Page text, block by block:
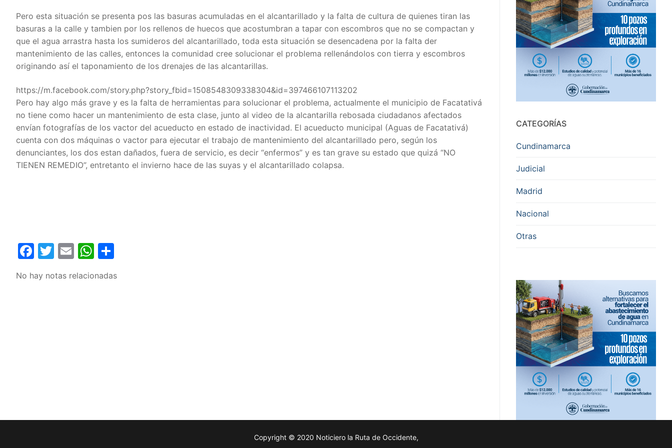
Pero esta situación se presenta pos las basuras acumuladas en el alcantarillado y la falta de cultura de quienes tiran las
basuras a la calle y tambien por los rellenos de huecos que acostumbran a tapar con escombros que no se compactan y
que el agua arrastra hasta los sumideros del alcantarillado, toda esta situación se desencadena por la falta der
mantenimiento de las calles, entonces la comunidad cree solucionar el problema rellenándolos con tierra y escombros
originando así el taponamiento de los drenajes de las alcantarillas.
https://m.facebook.com/story.php?story_fbid=1508548309338304&id=397466107113202
Pero hay algo más grave y es la falta de herramientas para solucionar el problema, actualmente el municipio de Facatativá
no tiene como hacer un mantenimiento de esta clase, junto al video de la alcantarilla rebosada ciudadanos afectados
envían fotografías de los vactor del acueducto en estado de inactividad. El acueducto municipal (Aguas de Facatativá)
cuenta con dos máquinas o vactor para ejecutar el trabajo de mantenimiento del alcantarillado pero, según los
denunciantes, los dos estan dañados, fuera de servicio, es decir “enfermos” y es tan grave su estado que quizá “NO
TIENEN REMEDIO”, entretanto el invierno hace de las suyas y el alcantarillado colapsa.
Facebook
Twitter
EmailWhatsApp
No hay notas relacionadas
CATEGORÍAS
Cundinamarca
Judicial
Madrid
Nacional
Otras
Copyright © 2020 Noticiero la Ruta de Occidente,